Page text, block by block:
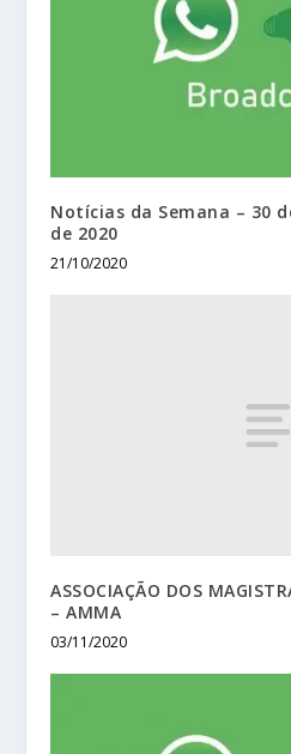
Notícias da Semana – 30
de 2020
21/10/2020
ASSOCIAÇÃO DOS
– AMMA
03/11/2020